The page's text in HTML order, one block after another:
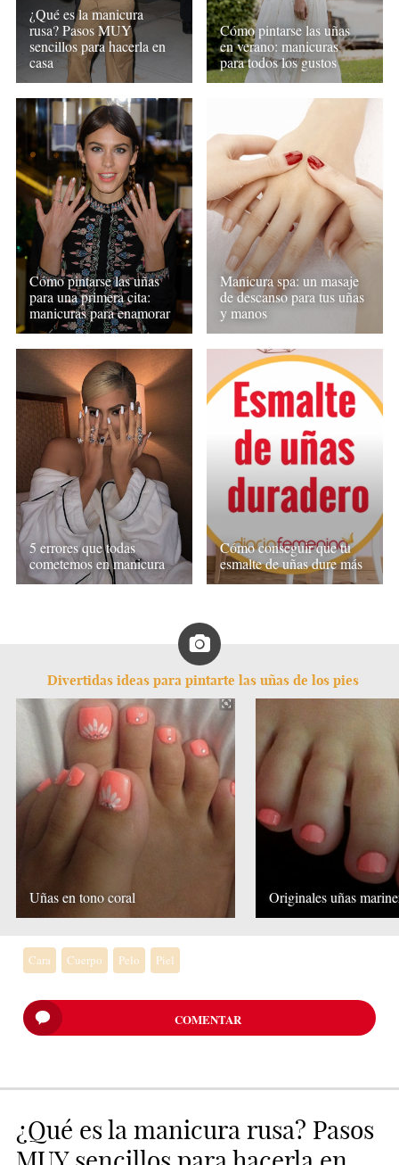
¿Qué es la manicura
rusa? Pasos MUY
sencillos para hacerla en
casa
Cómo pintarse las uñas
en verano: manicuras
para todos los gustos
Cómo pintarse las uñas
para una primera cita:
manicuras para enamorar
Manicura spa: un masaje
de descanso para tus uñas
y manos
5 errores que todas
cometemos en manicura
Cómo conseguir que tu
esmalte de uñas dure más
Divertidas ideas para pintarte las uñas de los pies
Uñas en tono coral Originales uñas
Cara Cuerpo Pelo Piel
COMENTAR
¿Qué es la manicura rusa? Pasos